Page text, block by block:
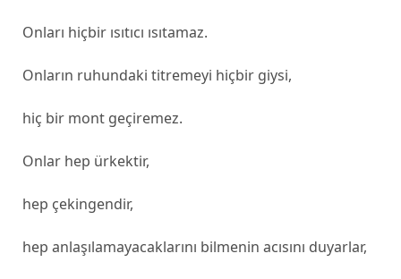
Onları hiçbir ısıtıcı ısıtamaz.
Onların ruhundaki titremeyi hiçbir giysi,
hiç bir mont geçiremez.
Onlar hep ürkektir,
hep çekingendir,
hep anlaşılamayacaklarını bilmenin acısını duyarlar,